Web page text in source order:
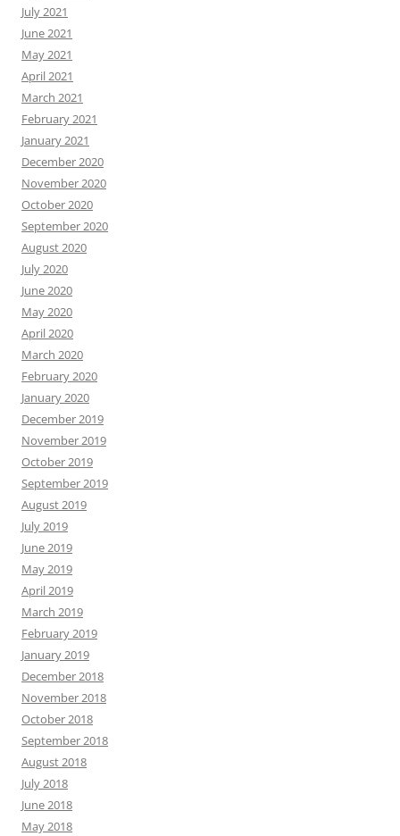
July 2021
June 2021
May 2021
April 2021
March 2021
February 2021
January 2021
December 2020
November 2020
October 2020
September 2020
August 2020
July 2020
June 2020
May 2020
April 2020
March 2020
February 2020
January 2020
December 2019
November 2019
October 2019
September 2019
August 2019
July 2019
June 2019
May 2019
April 2019
March 2019
February 2019
January 2019
December 2018
November 2018
October 2018
September 2018
August 2018
July 2018
June 2018
May 2018